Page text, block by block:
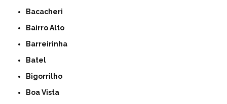
Bacacheri
Bairro Alto
Barreirinha
Batel
Bigorrilho
Boa Vista